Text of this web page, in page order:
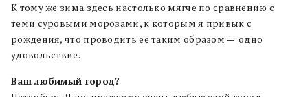
К тому же зима здесь настолько мягче по сравнению с
теми суровыми морозами, к которым я привык с
рождения, что проводить ее таким образом — одно
удовольствие.
Ваш любимый город?